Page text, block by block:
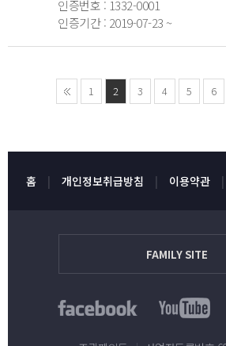
인증번호 : 1332-0001
인증기간 : 2019-07-23 ~
1 2 3 4 5 6
홈 개인정보취급방침 이용약관
FAMILY SITE